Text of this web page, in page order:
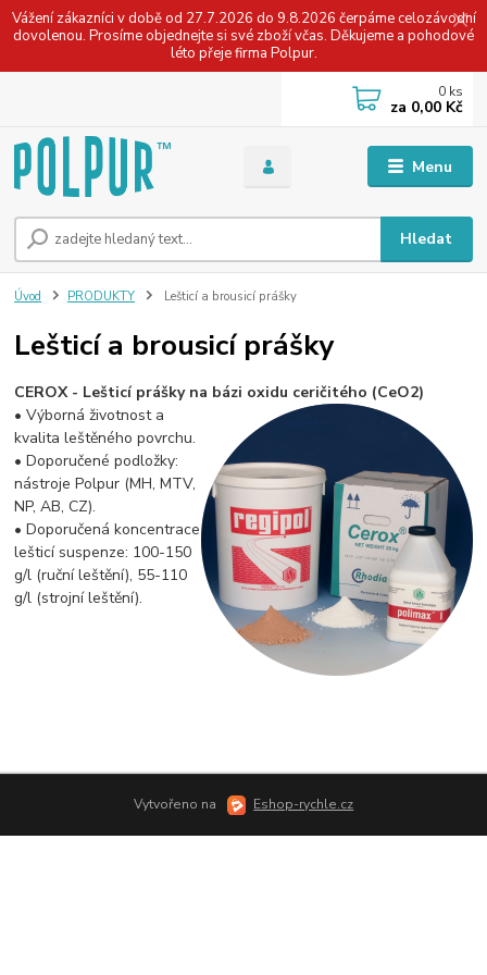
Vážení zákazníci v době od 27.7.2026 do 9.8.2026 čerpáme celozávodní
dovolenou. Prosíme objednejte si své zboží včas. Děkujeme a pohodové
léto přeje firma Polpur.
Menu
Hledat
0 ks
za 0,00 Kč
Úvod PRODUKTY Lešticí a brousicí prášky
Lešticí a brousicí prášky
CEROX - Lešticí prášky na bázi oxidu ceričitého (CeO2)
• Výborná životnost a
kvalita leštěného povrchu.
• Doporučené podložky:
nástroje Polpur (MH, MTV,
NP, AB, CZ).
• Doporučená koncentrace
lešticí suspenze: 100-150
g/l (ruční leštění), 55-110
g/l (strojní leštění).
Vytvořeno na Eshop-rychle.cz